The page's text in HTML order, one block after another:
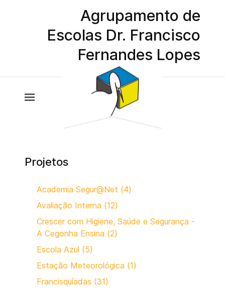
Agrupamento de
Escolas Dr. Francisco
Fernandes Lopes
Projetos
Academia Segur@Net (4)
Avaliação Interna (12)
Crescer com Higiene, Saúde e Segurança -
A Cegonha Ensina (2)
Escola Azul (5)
Estação Meteorológica (1)
Francisquíadas (31)